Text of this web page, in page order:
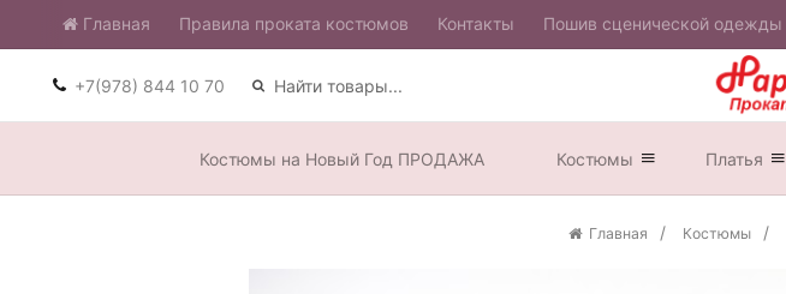
Главная ​Правила проката костюмов Контакты Пошив сценической одежды
+7(978) 844 10 70
Костюмы на Новый Год ПРОДАЖА Костюмы Платья
Главная Костюмы